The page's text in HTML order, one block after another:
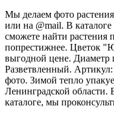
Мы делаем фото
или на @mail. В
сможете найти
попрестижнее. Цветок
выгодной цене. Диаметр
Разветвленный.
фото. Зимой тепло
Ленинградской области.
каталоге, мы